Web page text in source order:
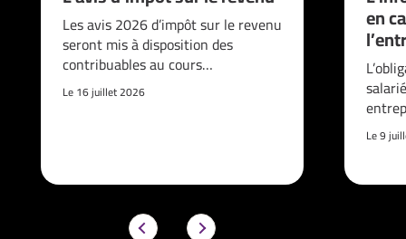
Les avis 2026 d’impôt sur le revenu
seront mis à disposition des
contribuables au cours…
Le 16 juillet 2026
en
Le 9